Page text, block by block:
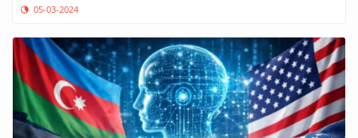
05-03-2024